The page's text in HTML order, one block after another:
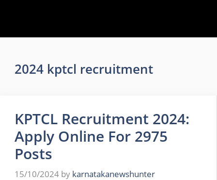
2024 kptcl recruitment
KPTCL Recruitment 2024:
Apply Online For 2975
Posts
15/10/2024 by karnatakanewshunter